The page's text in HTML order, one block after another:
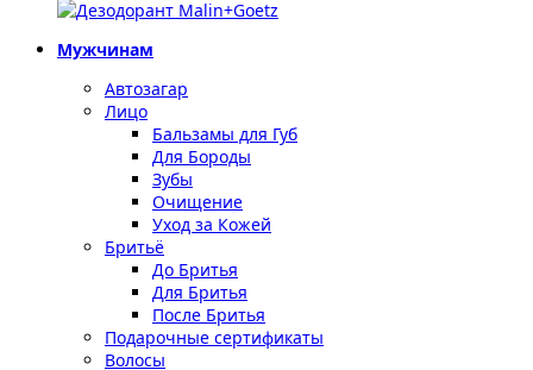
Мужчинам
Автозагар
Лицо
Бальзамы для Губ
Для Бороды
Зубы
Очищение
Уход за Кожей
Бритьё
До Бритья
Для Бритья
После Бритья
Подарочные сертификаты
Волосы